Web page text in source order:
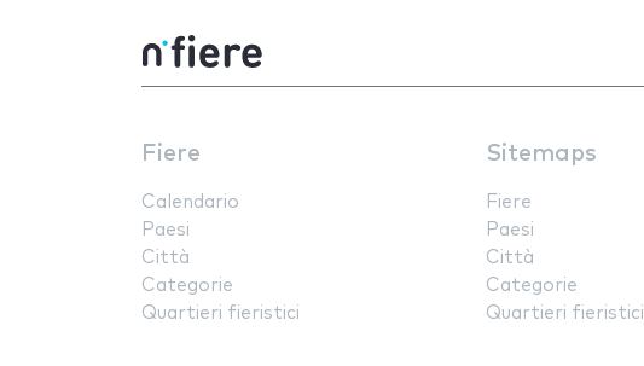
Fiere
Calendario
Paesi
Città
Categorie
Quartieri fieristici
Sitemaps
Fiere
Paesi
Città
Categorie
Quartieri fieristici